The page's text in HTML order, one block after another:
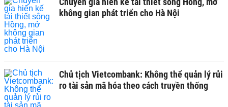
không gian phát triển cho Hà Nội
Chủ tịch Vietcombank: Không thể quản lý rủi
ro tài sản mã hóa theo cách truyền thống